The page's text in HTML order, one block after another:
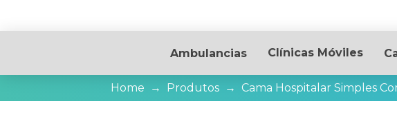
Ambulancias Clínicas Móviles
Home → Produtos → Cama Hospitalar Simples